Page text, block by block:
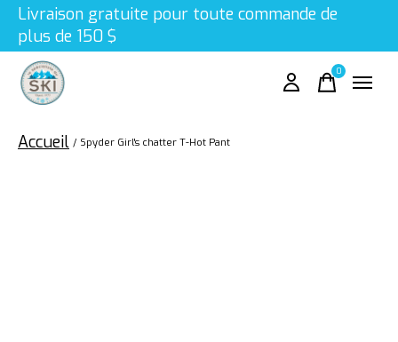
Livraison gratuite pour toute commande de
plus de 150 $
0items
Accueil / Spyder Girl's chatter T-Hot Pant